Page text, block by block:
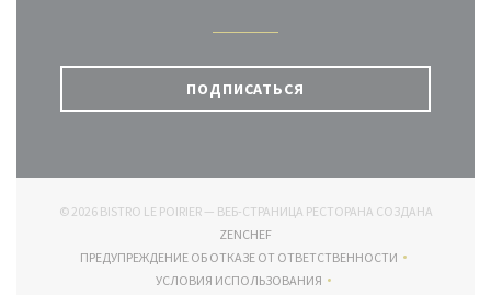
ПОДПИСАТЬСЯ
© 2026 BISTRO LE POIRIER — ВЕБ-СТРАНИЦА РЕСТОРАНА СОЗДАНА
ZENCHEF((ОТКРЫВАЕТСЯ В НОВОМ ОКНЕ))
ПРЕДУПРЕЖДЕНИЕ ОБ ОТКАЗЕ ОТ ОТВЕТСТВЕННОСТИ
((ОТКРЫВАЕТСЯ В НОВОМ ОКНЕ))
УСЛОВИЯ ИСПОЛЬЗОВАНИЯ
((ОТКРЫВАЕТСЯ В НОВОМ ОКНЕ))